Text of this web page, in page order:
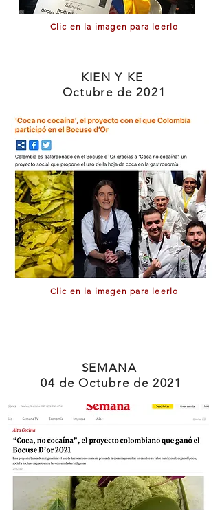
Clic en la imagen para leerlo
KIEN Y KE
Octubre de 2021
Clic en la imagen para leerlo
SEMANA
04 de Octubre de 2021